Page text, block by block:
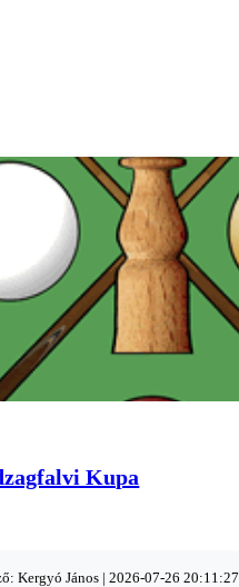
Kupa
Kergyó János | 2026-07-26 20:11:27